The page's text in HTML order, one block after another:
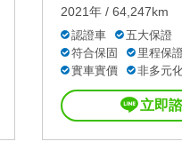
2021年 / 64,247km
認證車
五大保證
符合保固
里程保證
實車實價
非多元
立即